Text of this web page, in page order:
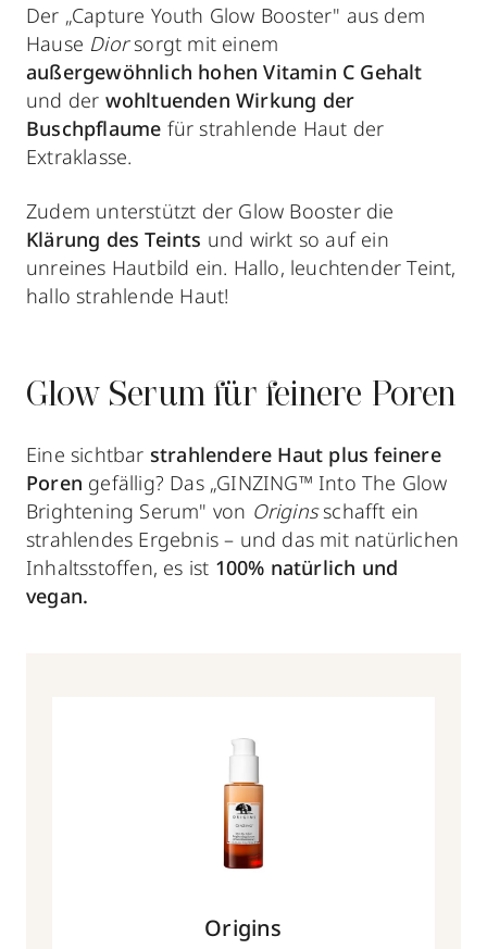
Der „Capture Youth Glow Booster" aus dem
Hause Diorsorgt mit einem
außergewöhnlich hohen Vitamin C Gehalt
und der wohltuenden Wirkung der
Buschpflaume für strahlende Haut der
Extraklasse.
Zudem unterstützt der Glow Booster die
Klärung des Teints und wirkt so auf ein
unreines Hautbild ein. Hallo, leuchtender Teint,
hallo strahlende Haut!
Glow Serum für feinere Poren
Eine sichtbar strahlendere Haut plus feinere
Poren gefällig? Das „GINZING™ Into The Glow
Brightening Serum" von Originsschafft ein
strahlendes Ergebnis ­– und das mit natürlichen
Inhaltsstoffen, es ist 100% natürlich und
vegan.
Origins